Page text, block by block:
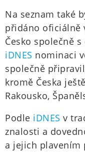
Na seznam také
přidáno oficiálně
Česko společně
iDNES nominaci
společně
kromě Česka
Rakousko,
Podle iDNES v
znalosti a
a jejich plavením